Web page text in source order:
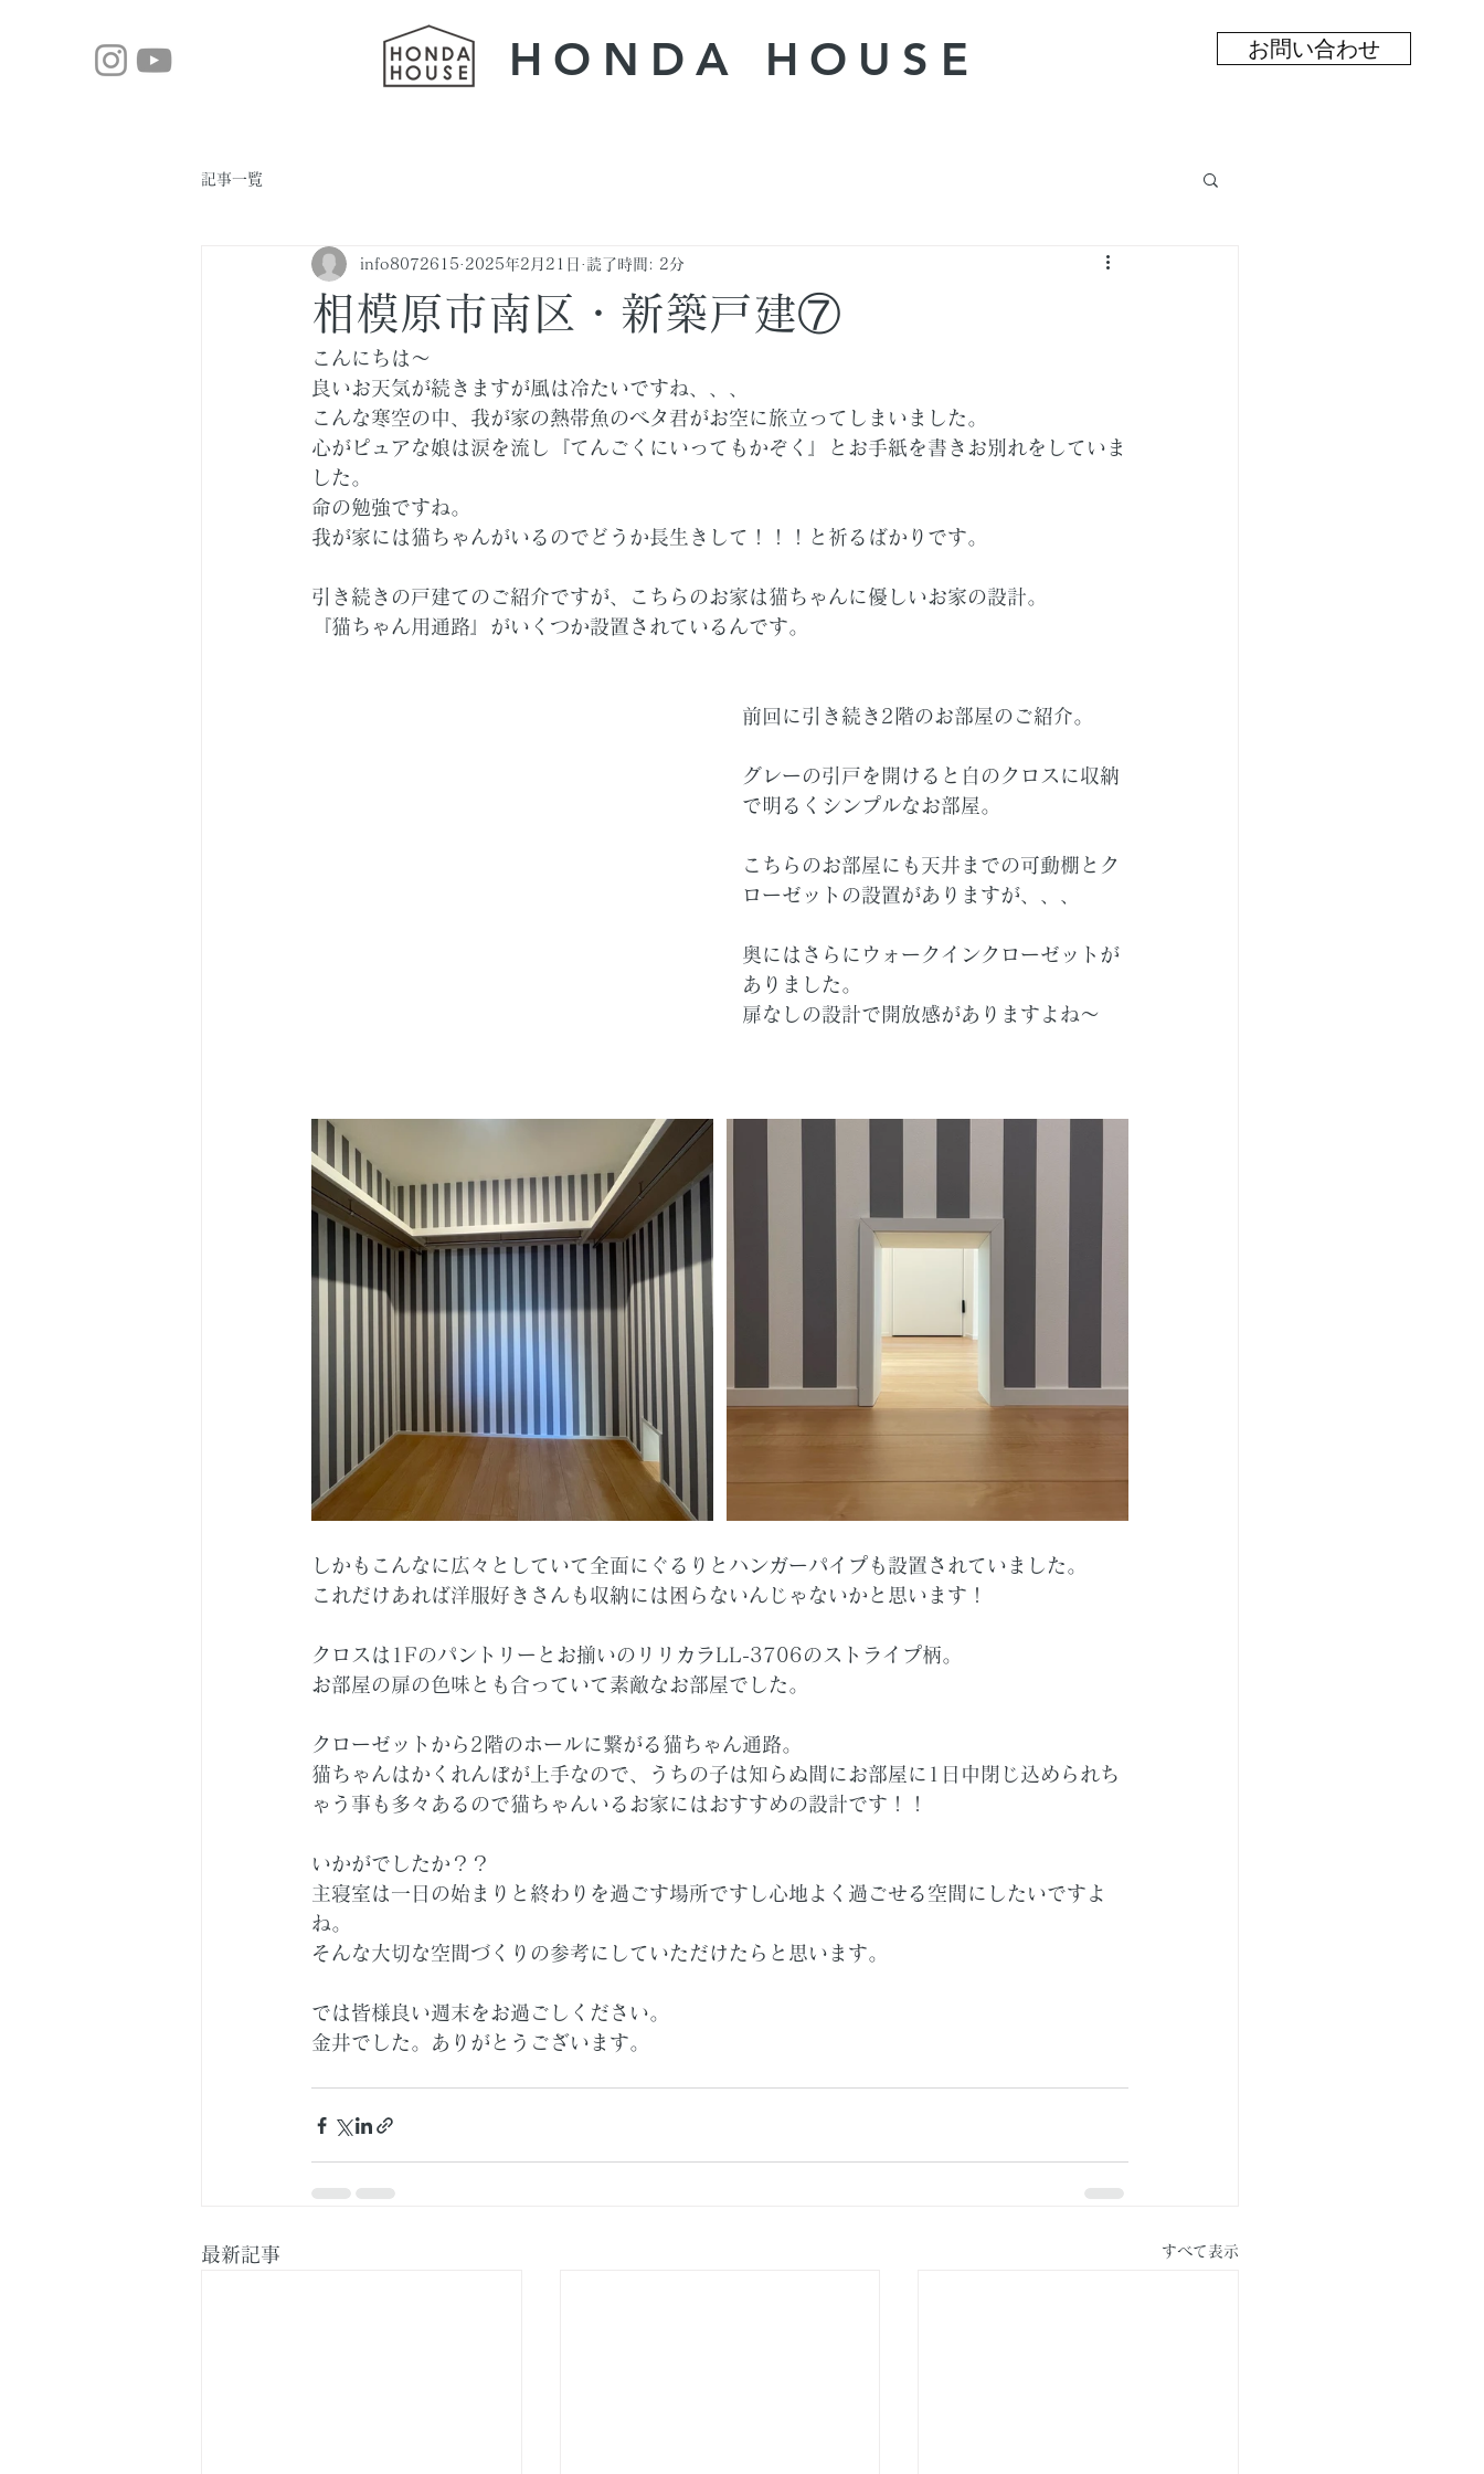
HONDA ​HOUSE お問い合わせ
記事一覧
相模原市南区・新築戸建⑦
info8072615 2025年2月21日 読了時間: 2分
こんにちは～
良いお天気が続きますが風は冷たいですね、、、
こんな寒空の中、我が家の熱帯魚のベタ君がお空に旅立ってしまいました。
心がピュアな娘は涙を流し『てんごくにいってもかぞく』とお手紙を書きお別れをしていま
した。
命の勉強ですね。
我が家には猫ちゃんがいるのでどうか長生きして！！！と祈るばかりです。
引き続きの戸建てのご紹介ですが、こちらのお家は猫ちゃんに優しいお家の設計。
『猫ちゃん用通路』がいくつか設置されているんです。
前回に引き続き2階のお部屋のご紹介。
グレーの引戸を開けると白のクロスに収納
で明るくシンプルなお部屋。
こちらのお部屋にも天井までの可動棚とク
ローゼットの設置がありますが、、、
奥にはさらにウォークインクローゼットが
ありました。
扉なしの設計で開放感がありますよね～
しかもこんなに広々としていて全面にぐるりとハンガーパイプも設置されていました。
これだけあれば洋服好きさんも収納には困らないんじゃないかと思います！
クロスは1Fのパントリーとお揃いのリリカラLL-3706のストライプ柄。
お部屋の扉の色味とも合っていて素敵なお部屋でした。
クローゼットから2階のホールに繋がる猫ちゃん通路。
猫ちゃんはかくれんぼが上手なので、うちの子は知らぬ間にお部屋に1日中閉じ込められち
ゃう事も多々あるので猫ちゃんいるお家にはおすすめの設計です！！
いかがでしたか？？
主寝室は一日の始まりと終わりを過ごす場所ですし心地よく過ごせる空間にしたいですよ
ね。
そんな大切な空間づくりの参考にしていただけたらと思います。
では皆様良い週末をお過ごしください。
金井でした。ありがとうございます。
最新記事 すべて表示